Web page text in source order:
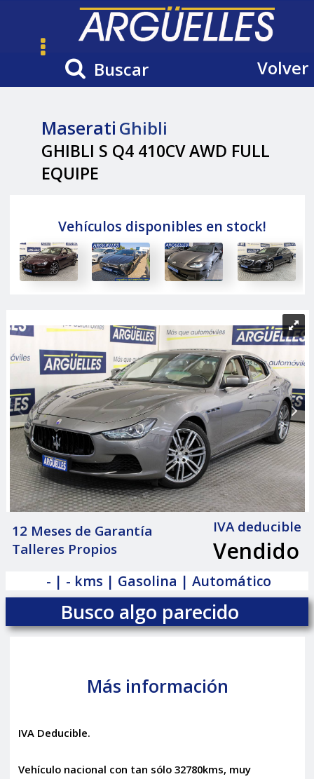
Buscar Volver
Maserati Ghibli
GHIBLI S Q4 410CV AWD FULL
EQUIPE
Vehículos disponibles en stock!
12 Meses de Garantía
Talleres Propios
IVA deducible
Vendido
- | - kms | Gasolina | Automático
Busco algo parecido
Más información
IVA Deducible.
Vehículo nacional con tan sólo 32780kms, muy